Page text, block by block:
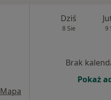
Mapa
Dziś
8 Sie 9
Brak
Pokaż